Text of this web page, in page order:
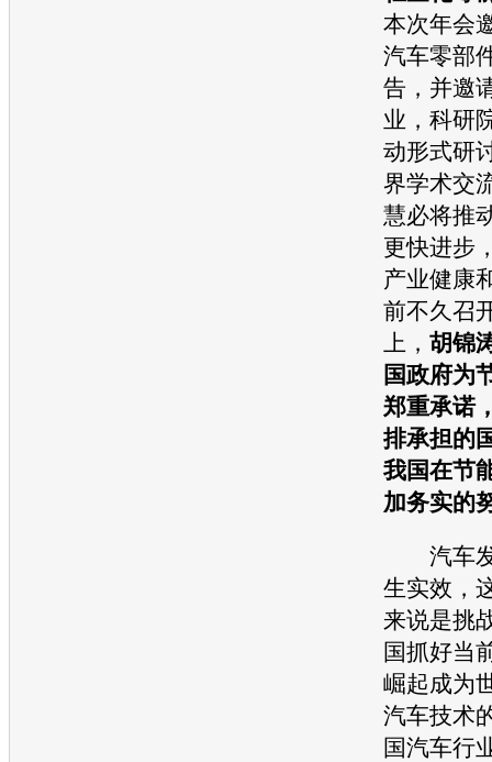
本次年会
汽车零部
告，并邀
业，科研
动形式研
界学术交
慧必将推
更快进步
产业健康
前不久召
上， 胡锦
国政府为
郑重承诺
排承担的
我国在节
加务实的
汽车
生实效，
来说是挑
国抓好当
崛起成为
汽车技术
国汽车行